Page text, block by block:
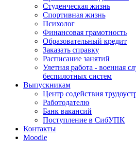
Студенческая жизнь
Спортивная жизнь
Психолог
Финансовая грамотность
Образовательный кредит
Заказать справку
Расписание занятий
Улетная работа - военная
беспилотных систем
Выпускникам
Центр содействия
Работодателю
Банк вакансий
Поступление в СибУПК
Контакты
Moodle